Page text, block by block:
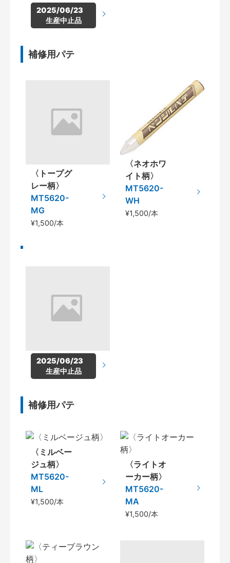
2025/06/23
生産中止品
補修用パテ
〈トープグ
レー柄〉
MT5620-
MG
¥1,500/本
〈ネオホワ
イト柄〉
MT5620-
WH
¥1,500/本
2025/06/23
生産中止品
補修用パテ
〈ミルベー
ジュ柄〉
MT5620-
ML
¥1,500/本
〈ライトオ
ーカー柄〉
MT5620-
MA
¥1,500/本